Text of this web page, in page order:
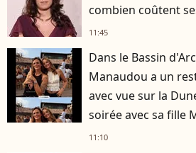
combien coûtent
11:45
Dans le Bassin
Manaudou a un
avec vue sur la
soirée avec sa fille
11:10